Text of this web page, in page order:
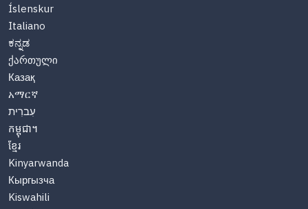
Íslenskur
Italiano
ಕನ್ನಡ
ქართული
Казақ
አማርኛ
עִברִית
កម្ពុជា។
ខ្មែរ
Kinyarwanda
Кыргызча
Kiswahili